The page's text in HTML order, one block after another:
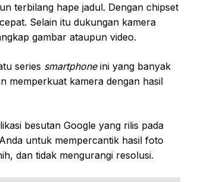
terbilang hape jadul. Dengan chipset
Selain itu dukungan kamera
gambar ataupun video.
series smartphone ini yang banyak
memperkuat kamera dengan hasil
besutan Google yang rilis pada
untuk mempercantik hasil foto
dan tidak mengurangi resolusi.